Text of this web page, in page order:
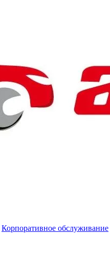
Корпоративное обслуживание